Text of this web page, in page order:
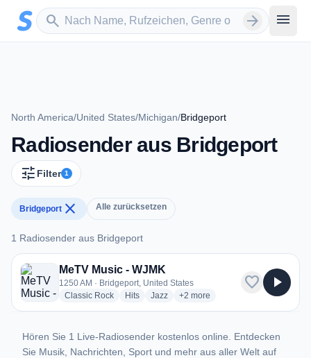
Zum Hauptinhalt springen
search
Sender suchen arrow_forward menu
North America/United States/Michigan/Bridgeport
Radiosender aus Bridgeport
tune Filter 1
Bridgeport close Alle zurücksetzen
1 Radiosender aus Bridgeport
1 Radiosender aus Bridgeport
MeTV Music - WJMK
1250 AM · Bridgeport, United States
Classic Rockradio stations
Hitsradio stations
Jazzradio stations
+2 more genres for MeTV Music -
more
favorite play_arrow
Hören Sie 1 Live-Radiosender kostenlos online. Entdecken
Sie Musik, Nachrichten, Sport und mehr aus aller Welt auf